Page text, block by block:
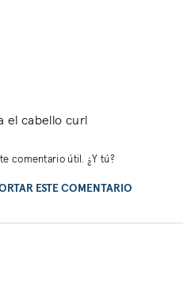
el cabello curl
comentario útil. ¿Y tú?
ESTE COMENTARIO